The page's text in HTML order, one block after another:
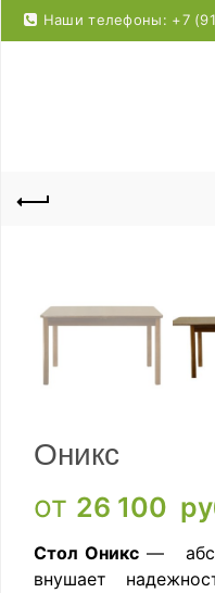
Наши телефоны: +7
Оникс
от 26 100
Стол Оникс—
внушает